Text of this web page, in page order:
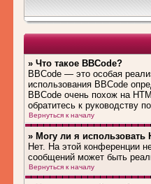
» Что такое BBCode?
BBCode — это особая
использования BBCode
BBCode очень похож на
обратитесь к руководству
Вернуться к началу
» Могу ли я использовать
Нет. На этой конференции
сообщений может быть
Вернуться к началу